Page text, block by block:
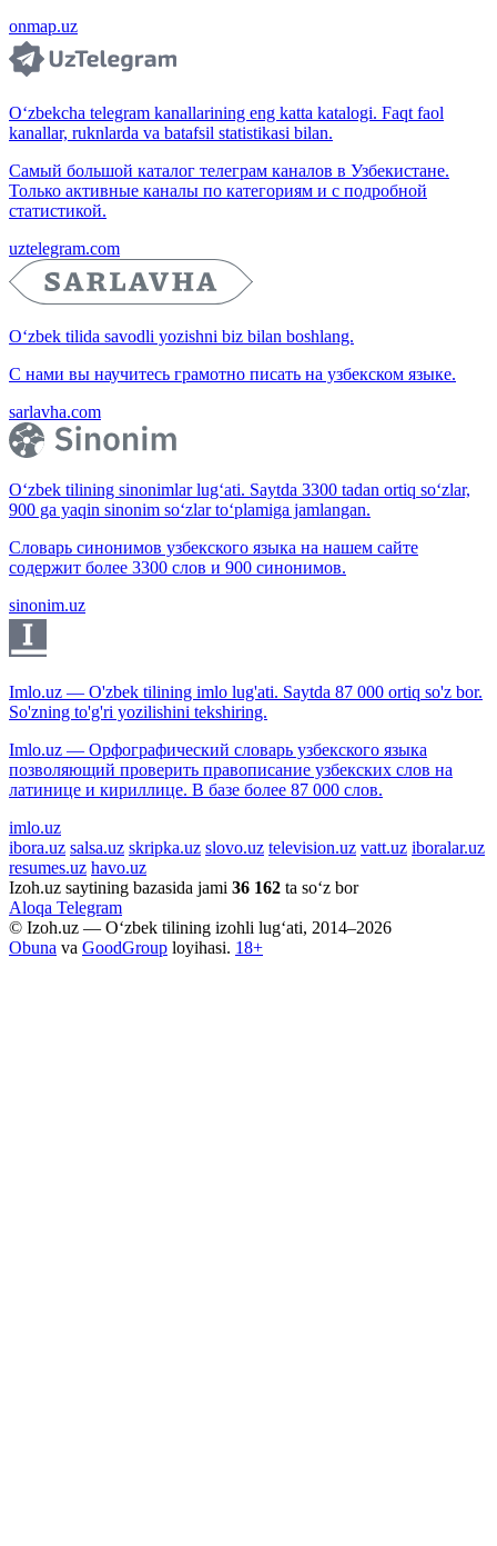
onmap.uz
O‘zbekcha telegram kanallarining eng katta katalogi. Faqt faol
kanallar, ruknlarda va batafsil statistikasi bilan.
Самый большой каталог телеграм каналов в Узбекистане.
Только активные каналы по категориям и с подробной
статистикой.
uztelegram.com
O‘zbek tilida savodli yozishni biz bilan boshlang.
С нами вы научитесь грамотно писать на узбекском языке.
sarlavha.com
O‘zbek tilining sinonimlar lug‘ati. Saytda 3300 tadan ortiq so‘zlar,
900 ga yaqin sinonim so‘zlar to‘plamiga jamlangan.
Словарь синонимов узбекского языка на нашем сайте
содержит более 3300 слов и 900 синонимов.
sinonim.uz
Imlo.uz — O'zbek tilining imlo lug'ati. Saytda 87 000 ortiq so'z bor.
So'zning to'g'ri yozilishini tekshiring.
Imlo.uz — Орфографический словарь узбекского языка
позволяющий проверить правописание узбекских слов на
латинице и кириллице. В базе более 87 000 слов.
imlo.uz
ibora.uz salsa.uz skripka.uz slovo.uz television.uz vatt.uz iboralar.uz
resumes.uz havo.uz
Izoh.uz saytining bazasida jami 36 162 ta so‘z bor
Aloqa Telegram
© Izoh.uz — O‘zbek tilining izohli lug‘ati, 2014–2026
Obuna va GoodGroup loyihasi. 18+